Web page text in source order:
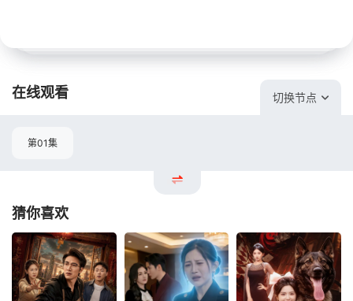
在线观看 切换节点
第01集
猜你喜欢